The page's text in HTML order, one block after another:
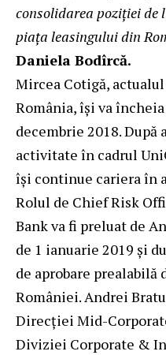
consolidarea poziției de
piața leasingului din
Daniela Bodîrcă.
Mircea Cotigă,
România, își va
decembrie 2018. După
activitate în cadrul
îşi continue cariera în
Rolul de Chief Risk
Bank va fi preluat de
de 1 ianuarie 2019 și
de aprobare prealabilă
României. Andrei
Direcției Mid-
Diviziei Corporate &